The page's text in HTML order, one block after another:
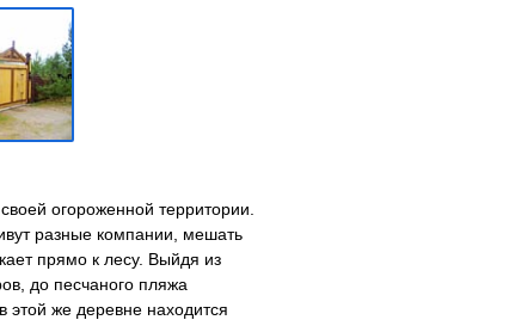
огороженной территории.
разные компании, мешать
прямо к лесу. Выйдя из
до песчаного пляжа
же деревне находится